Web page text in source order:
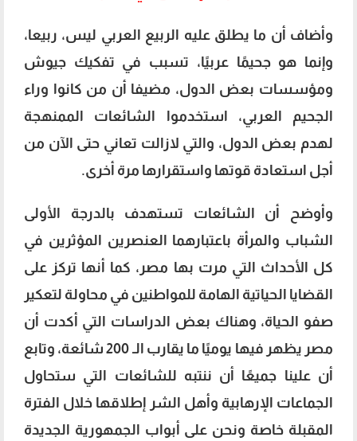
وأضاف أن ما يطلق عليه الربيع العربي ليس، ربيعا،
وإنما هو جحيمًا عربيًا، تسبب في تفكيك جيوش
ومؤسسات بعض الدول، مضيفا أن من كانوا وراء
الجحيم العربي، استخدموا الشائعات الممنهجة
لهدم بعض الدول، والتي لازالت تعاني حتى الآن من
أجل استعادة قوتها واستقرارها مرة أخرى.
وأوضح أن الشائعات تستهدف بالدرجة الأولى
الشباب والمرأة باعتبارهما العنصرين المؤثرين في
كل الأحداث التي مرت بها مصر، كما أنها تركز على
القضايا الحياتية الهامة للمواطنين في محاولة لتعكير
صفو الحياة، وهناك بعض الدراسات التي أكدت أن
مصر يظهر فيها يوميًا ما يقارب الـ 200 شائعة، وتابع
أن علينا جميعًا أن ننتبه للشائعات التي ستحاول
الجماعات الإرهابية وأهل الشر إطلاقها خلال الفترة
المقبلة خاصة ونحن على أبواب الجمهورية الجديدة